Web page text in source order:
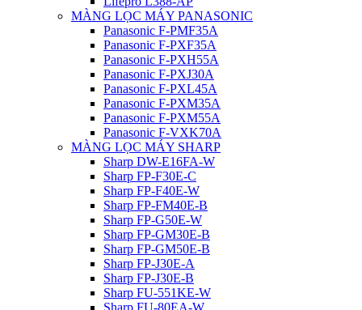
MÀNG LỌC MÁY PANASONIC
Panasonic F-PMF35A
Panasonic F-PXF35A
Panasonic F-PXH55A
Panasonic F-PXJ30A
Panasonic F-PXL45A
Panasonic F-PXM35A
Panasonic F-PXM55A
Panasonic F-VXK70A
MÀNG LỌC MÁY SHARP
Sharp DW-E16FA-W
Sharp FP-F30E-C
Sharp FP-F40E-W
Sharp FP-FM40E-B
Sharp FP-G50E-W
Sharp FP-GM30E-B
Sharp FP-GM50E-B
Sharp FP-J30E-A
Sharp FP-J30E-B
Sharp FU-551KE-W